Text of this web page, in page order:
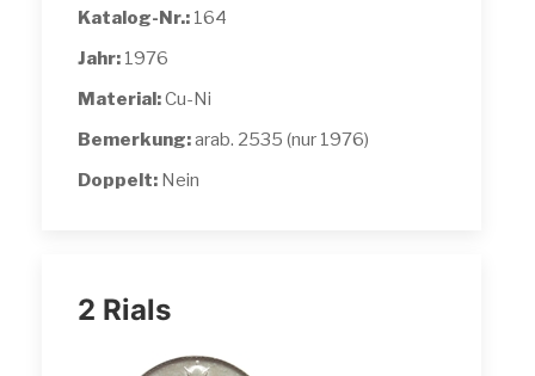
Katalog-Nr.: 164
Jahr: 1976
Material:Cu-Ni
Bemerkung:arab. 2535 (nur 1976)
Doppelt: Nein
2 Rials